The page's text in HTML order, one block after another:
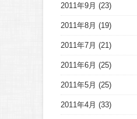
2011年9月 (23)
2011年8月 (19)
2011年7月 (21)
2011年6月 (25)
2011年5月 (25)
2011年4月 (33)